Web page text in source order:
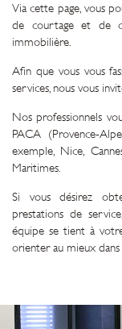
Via cette page, vous
de courtage et de
immobilière.
Afin que vous vous
services, nous vous
Nos professionnels
PACA (Provence-
exemple, Nice,
Maritimes.
Si vous désirez
prestations de
équipe se tient à
orienter au mieux